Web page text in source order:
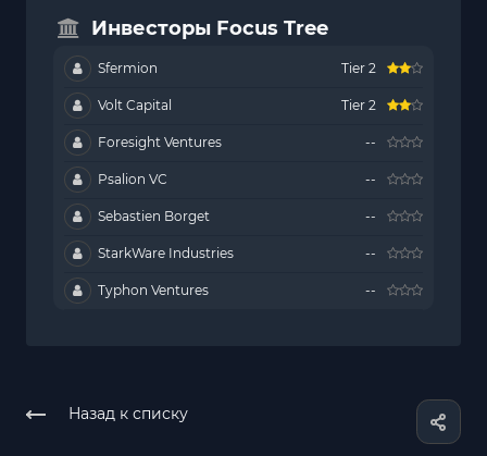
Инвесторы Focus Tree
Sfermion Tier 2
Volt Capital Tier 2
Foresight Ventures --
Psalion VC --
Sebastien Borget --
StarkWare Industries --
Typhon Ventures --
Назад к списку